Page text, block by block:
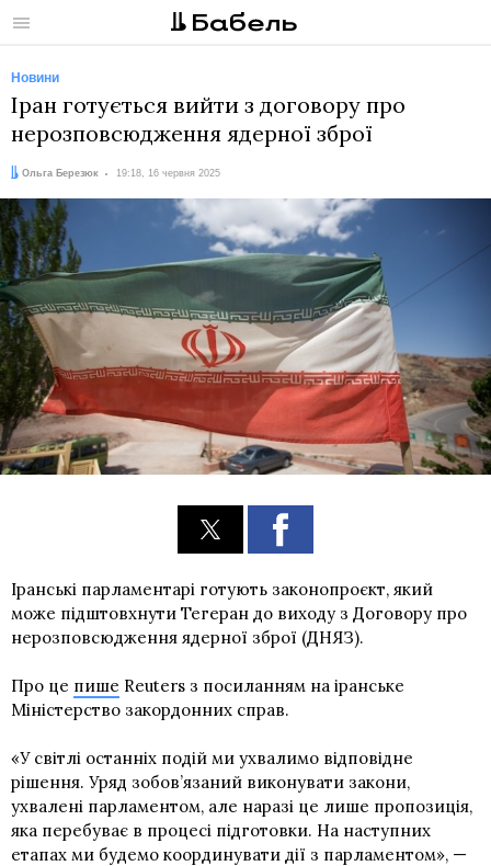
Меню
Новини
Іран готується вийти з договору про
нерозповсюдження ядерної зброї
Автор:
Ольга Березюк
Дата: 19:18, 16 червня 2025
Іранські парламентарі готують законопроєкт, який
може підштовхнути Тегеран до виходу з Договору про
нерозповсюдження ядерної зброї (ДНЯЗ).
Про це пише Reuters з посиланням на іранське
Міністерство закордонних справ.
«У світлі останніх подій ми ухвалимо відповідне
рішення. Уряд зобов’язаний виконувати закони,
ухвалені парламентом, але наразі це лише пропозиція,
яка перебуває в процесі підготовки. На наступних
етапах ми будемо координувати дії з парламентом», —